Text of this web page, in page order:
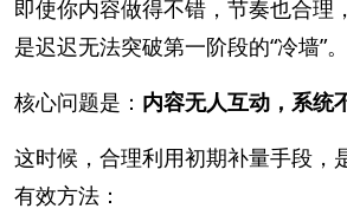
即使你内容做得不错，节奏也合理
是迟迟无法突破第一阶段的“冷墙”。
核心问题是： 内容无人互动，系统
这时候，合理利用初期补量手段，
有效方法：